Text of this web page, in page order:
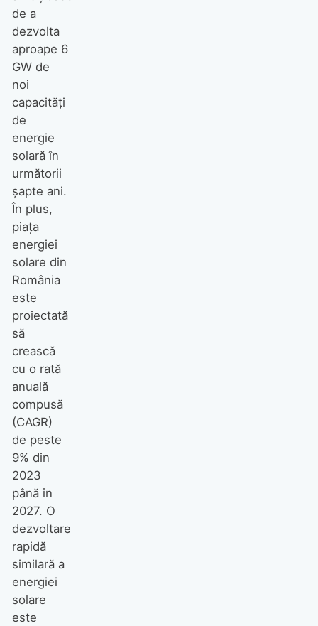
de a
dezvolta
aproape 6
GW de
noi
capacități
de
energie
solară în
următorii
șapte ani.
În plus,
piața
energiei
solare din
România
este
proiectată
să
crească
cu o rată
anuală
compusă
(CAGR)
de peste
9% din
2023
până în
2027. O
dezvoltare
rapidă
similară a
energiei
solare
este